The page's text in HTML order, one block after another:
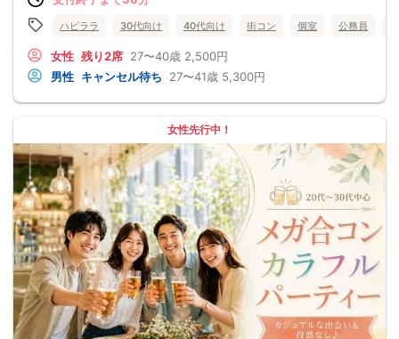
ハピララ 30代向け 40代向け 街コン 個室 公務員
女性 残り2席 27〜40歳 2,500円
男性 キャンセル待ち 27〜41歳 5,300円
女性先行中！